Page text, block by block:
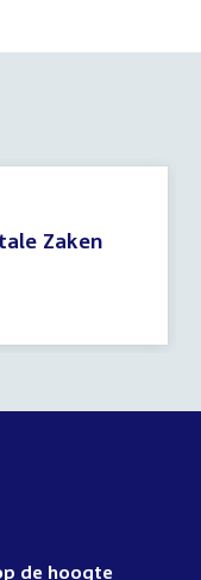
Zaken
de hoogte